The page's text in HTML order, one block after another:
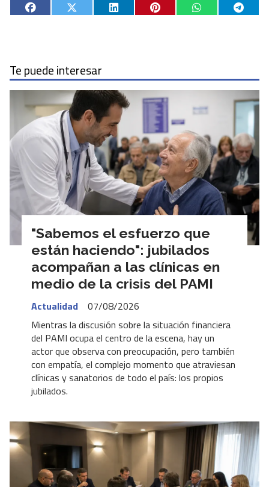
Te puede interesar
"Sabemos el esfuerzo que
están haciendo": jubilados
acompañan a las clínicas en
medio de la crisis del PAMI
Actualidad
07/08/2026
Mientras la discusión sobre la situación financiera
del PAMI ocupa el centro de la escena, hay un
actor que observa con preocupación, pero también
con empatía, el complejo momento que atraviesan
clínicas y sanatorios de todo el país: los propios
jubilados.